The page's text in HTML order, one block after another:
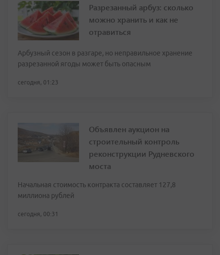
Разрезанный арбуз: сколько
можно хранить и как не
отравиться
Арбузный сезон в разгаре, но неправильное хранение
разрезанной ягоды может быть опасным
сегодня, 01:23
Объявлен аукцион на
строительный контроль
реконструкции Рудневского
моста
Начальная стоимость контракта составляет 127,8
миллиона рублей
сегодня, 00:31